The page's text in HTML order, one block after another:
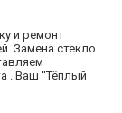
и ремонт
Замена стекло
. Ваш ''Тёплый